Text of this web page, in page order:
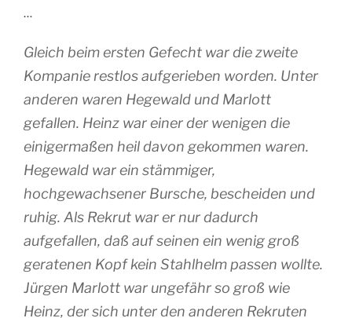
…
Gleich beim ersten Gefecht war die zweite
Kompanie restlos aufgerieben worden. Unter
anderen waren Hegewald und Marlott
gefallen. Heinz war einer der wenigen die
einigermaßen heil davon gekommen waren.
Hegewald war ein stämmiger,
hochgewachsener Bursche, bescheiden und
ruhig. Als Rekrut war er nur dadurch
aufgefallen, daß auf seinen ein wenig groß
geratenen Kopf kein Stahlhelm passen wollte.
Jürgen Marlott war ungefähr so groß wie
Heinz, der sich unter den anderen Rekruten